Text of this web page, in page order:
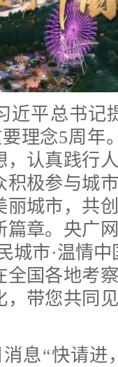
近平总书记
理念5周年
，认真践行
积极参与城
城市，共
章。央广
城市·温情
国各地考
带您共同
“快请进